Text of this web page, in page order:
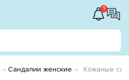
1
Сандалии женские Кожаные